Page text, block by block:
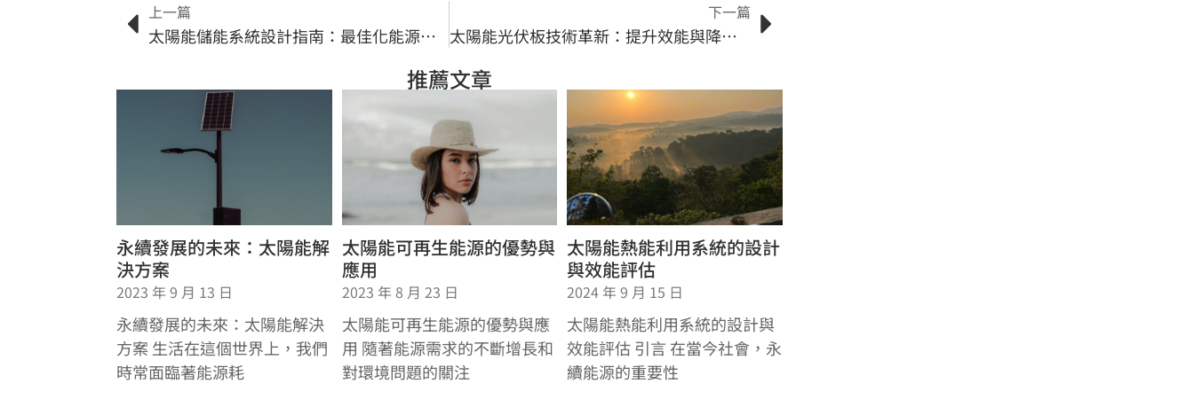
上一篇
太陽能儲能系統設計指南：最佳化能源的關鍵要素
下一篇
太陽能光伏板技術革新：提升效能與降低成本之路
推薦文章
永續發展的未來：太陽能解
決方案
2023 年 9 月 13 日
永續發展的未來：太陽能解決
方案 生活在這個世界上，我們
時常面臨著能源耗
太陽能可再生能源的優勢與
應用
2023 年 8 月 23 日
太陽能可再生能源的優勢與應
用 隨著能源需求的不斷增長和
對環境問題的關注
太陽能熱能利用系統的設計
與效能評估
2024 年 9 月 15 日
太陽能熱能利用系統的設計與
效能評估 引言 在當今社會，永
續能源的重要性